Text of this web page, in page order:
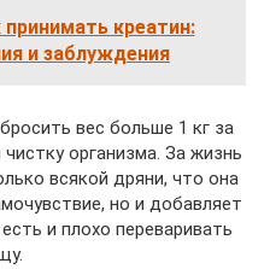
принимать креатин:
и заблуждения
вес больше 1 кг за
организма. За жизнь
всякой дряни, что она
но и добавляет
и плохо переваривать